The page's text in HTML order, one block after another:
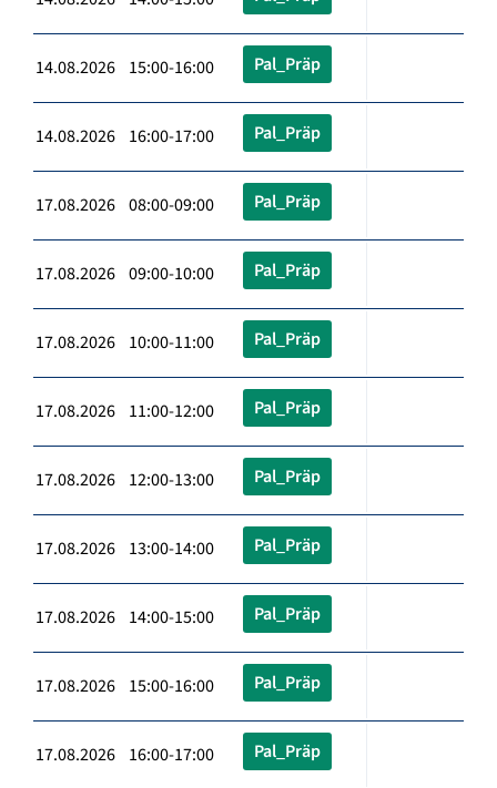
14.08.2026 15:00-16:00 Pal_Präp
14.08.2026 16:00-17:00 Pal_Präp
17.08.2026 08:00-09:00 Pal_Präp
17.08.2026 09:00-10:00 Pal_Präp
17.08.2026 10:00-11:00 Pal_Präp
17.08.2026 11:00-12:00 Pal_Präp
17.08.2026 12:00-13:00 Pal_Präp
17.08.2026 13:00-14:00 Pal_Präp
17.08.2026 14:00-15:00 Pal_Präp
17.08.2026 15:00-16:00 Pal_Präp
17.08.2026 16:00-17:00 Pal_Präp